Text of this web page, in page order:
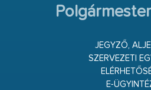
JEGYZŐ,
SZERVEZETI
E-